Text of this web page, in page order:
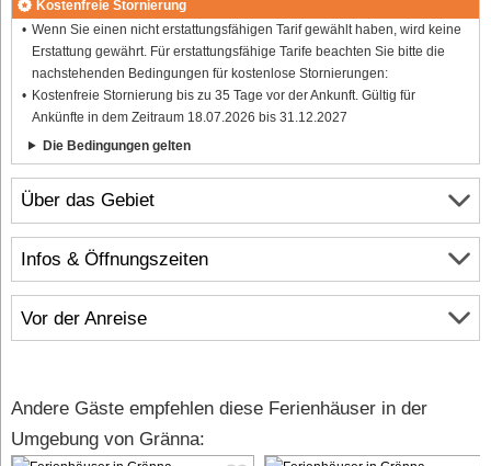
Über das Gebiet
Infos & Öffnungszeiten
Vor der Anreise
Kostenfreie Stornierung
Wenn Sie einen nicht erstattungsfähigen Tarif gewählt haben, wird keine
Erstattung gewährt. Für erstattungsfähige Tarife beachten Sie bitte die
nachstehenden Bedingungen für kostenlose Stornierungen:
Kostenfreie Stornierung bis zu 35 Tage vor der Ankunft. Gültig für
Ankünfte in dem Zeitraum 18.07.2026 bis 31.12.2027
Die Bedingungen gelten
Andere Gäste empfehlen diese Ferienhäuser in der
Umgebung von Gränna: